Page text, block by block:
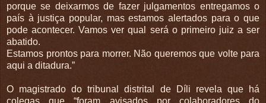
porque se deixarmos de fazer julgamentos entregamos o
país à justiça popular, mas estamos alertados para o que
pode acontecer. Vamos ver qual será o primeiro juiz a ser
abatido.
Estamos prontos para morrer. Não queremos que volte para
aqui a ditadura.”
O magistrado do tribunal distrital de Díli revela que há
colegas que “foram avisados por colaboradores do